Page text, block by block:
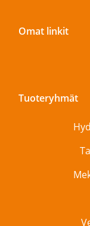
Omat linkit
Tuoteryhmät